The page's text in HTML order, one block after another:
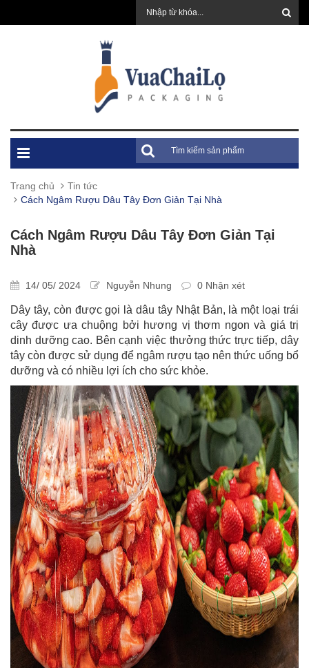
Trang chủ
Tin tức
Cách Ngâm Rượu Dâu Tây Đơn Giản Tại Nhà
Cách Ngâm Rượu Dâu Tây Đơn Giản Tại
Nhà
14/ 05/ 2024 Nguyễn Nhung 0 Nhận xét
Dây tây, còn được gọi là dâu tây Nhật Bản, là một loại trái
cây được ưa chuộng bởi hương vị thơm ngon và giá trị
dinh dưỡng cao. Bên cạnh việc thưởng thức trực tiếp, dây
tây còn được sử dụng để ngâm rượu tạo nên thức uống bổ
dưỡng và có nhiều lợi ích cho sức khỏe.